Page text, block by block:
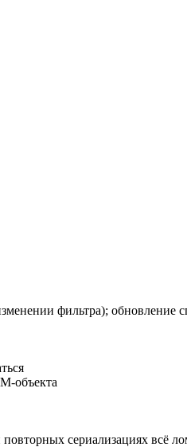
фильтра);
объекта
сериализациях всё